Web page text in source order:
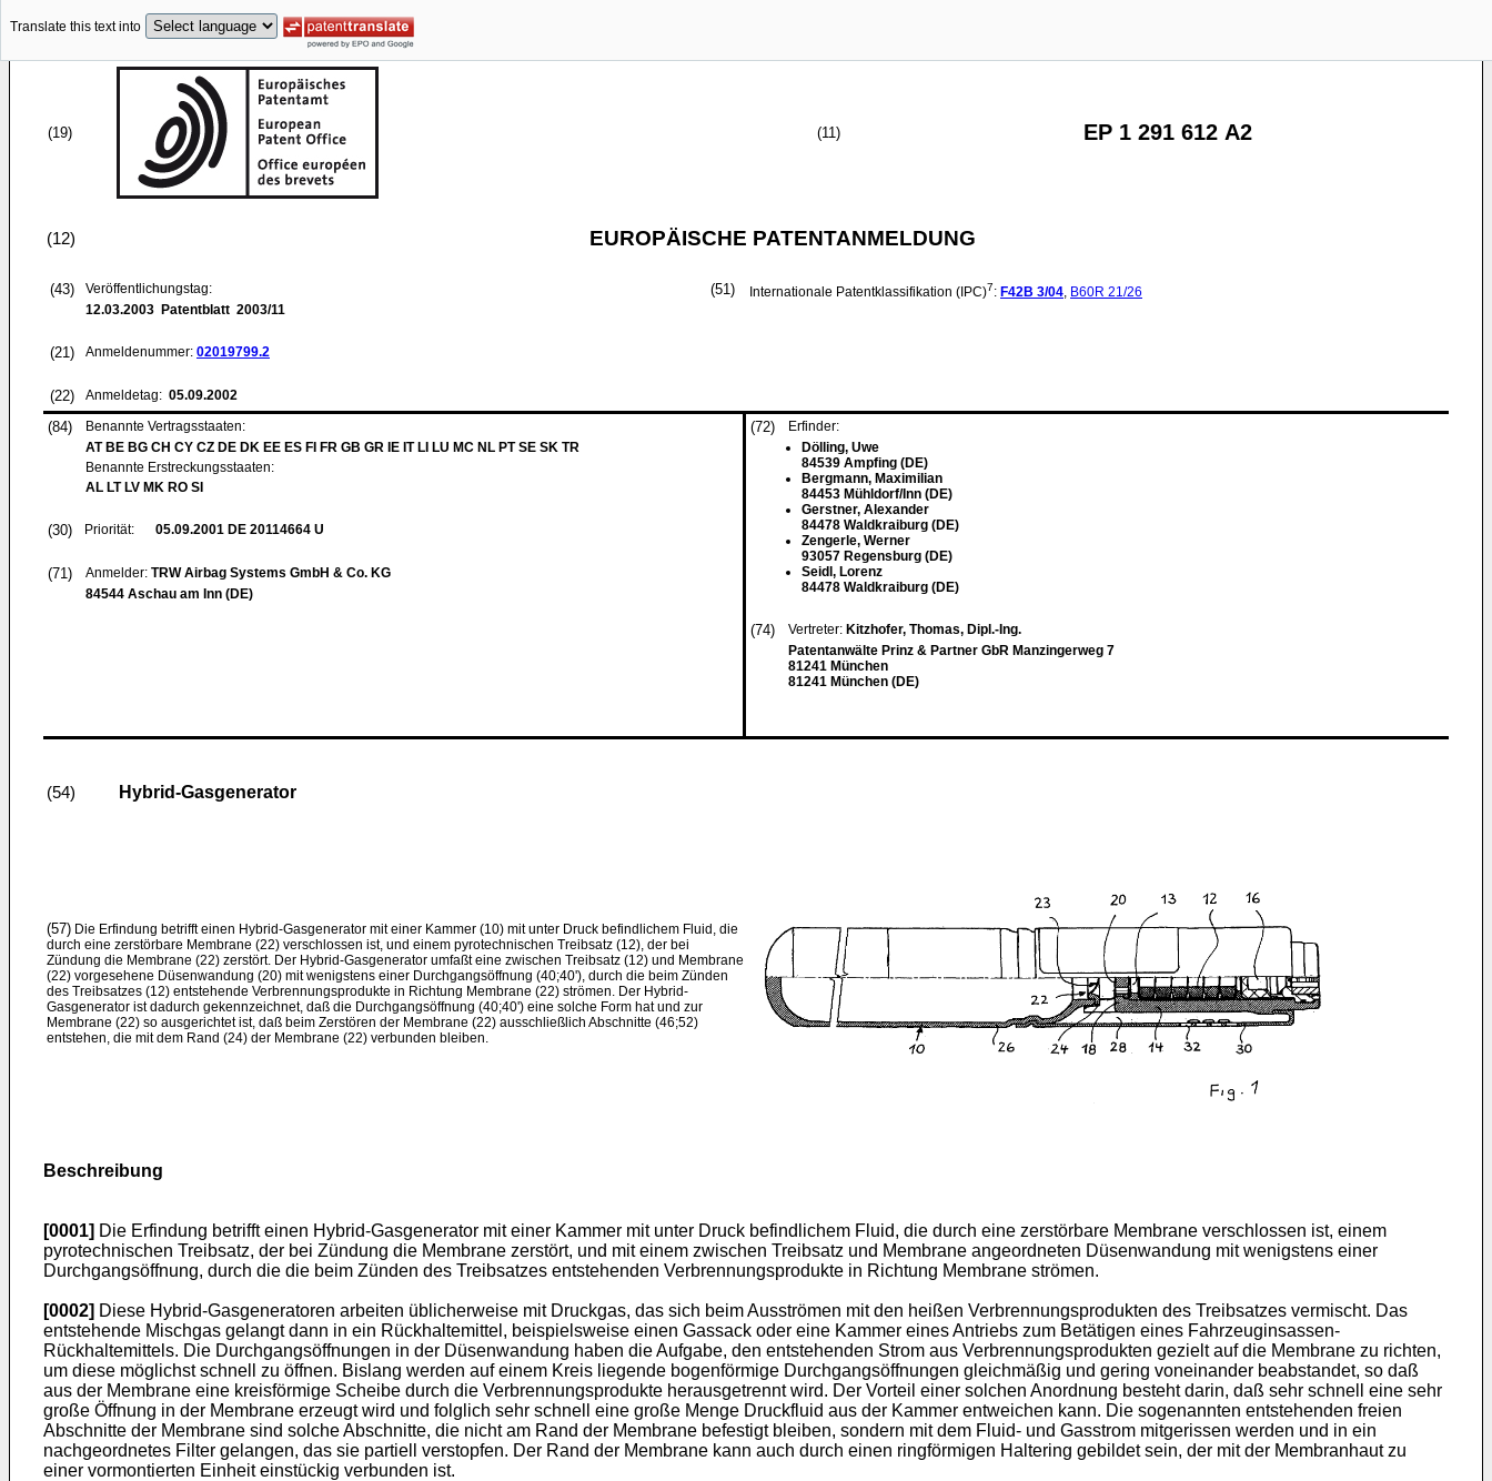
Translate this text into
(19) (11) EP 1 291 612 A2
(12) EUROPÄISCHE PATENTANMELDUNG
(43)
Veröffentlichungstag:
12.03.2003 Patentblatt 2003/11
(21) Anmeldenummer: 02019799.2
(22) Anmeldetag: 05.09.2002
(51) Internationale Patentklassifikation (IPC)7: F42B 3/04, B60R 21/26
(84)
Benannte Vertragsstaaten:
AT BE BG CH CY CZ DE DK EE ES FI FR GB GR IE IT LI LU MC NL PT SE SK TR
Benannte Erstreckungsstaaten:
AL LT LV MK RO SI
(30) Priorität: 05.09.2001 DE 20114664 U
(71) Anmelder: TRW Airbag Systems GmbH & Co. KG
84544 Aschau am Inn (DE)
(72)
Erfinder:
Dölling, Uwe
84539 Ampfing (DE)
Bergmann, Maximilian
84453 Mühldorf/Inn (DE)
Gerstner, Alexander
84478 Waldkraiburg (DE)
Zengerle, Werner
93057 Regensburg (DE)
Seidl, Lorenz
84478 Waldkraiburg (DE)
(74) Vertreter: Kitzhofer, Thomas, Dipl.-Ing.
Patentanwälte Prinz & Partner GbR Manzingerweg 7
81241 München
81241 München (DE)
(54) Hybrid-Gasgenerator
(57) Die Erfindung betrifft einen Hybrid-Gasgenerator mit einer Kammer (10) mit unter Druck befindlichem Fluid, die
durch eine zerstörbare Membrane (22) verschlossen ist, und einem pyrotechnischen Treibsatz (12), der bei
Zündung die Membrane (22) zerstört. Der Hybrid-Gasgenerator umfaßt eine zwischen Treibsatz (12) und Membrane
(22) vorgesehene Düsenwandung (20) mit wenigstens einer Durchgangsöffnung (40;40'), durch die beim Zünden
des Treibsatzes (12) entstehende Verbrennungsprodukte in Richtung Membrane (22) strömen. Der Hybrid-
Gasgenerator ist dadurch gekennzeichnet, daß die Durchgangsöffnung (40;40') eine solche Form hat und zur
Membrane (22) so ausgerichtet ist, daß beim Zerstören der Membrane (22) ausschließlich Abschnitte (46;52)
entstehen, die mit dem Rand (24) der Membrane (22) verbunden bleiben.
Beschreibung
[0001] Die Erfindung betrifft einen Hybrid-Gasgenerator mit einer Kammer mit unter Druck befindlichem Fluid, die durch eine zerstörbare Membrane verschlossen ist, einem
pyrotechnischen Treibsatz, der bei Zündung die Membrane zerstört, und mit einem zwischen Treibsatz und Membrane angeordneten Düsenwandung mit wenigstens einer
Durchgangsöffnung, durch die die beim Zünden des Treibsatzes entstehenden Verbrennungsprodukte in Richtung Membrane strömen.
[0002] Diese Hybrid-Gasgeneratoren arbeiten üblicherweise mit Druckgas, das sich beim Ausströmen mit den heißen Verbrennungsprodukten des Treibsatzes vermischt. Das
entstehende Mischgas gelangt dann in ein Rückhaltemittel, beispielsweise einen Gassack oder eine Kammer eines Antriebs zum Betätigen eines Fahrzeuginsassen-
Rückhaltemittels. Die Durchgangsöffnungen in der Düsenwandung haben die Aufgabe, den entstehenden Strom aus Verbrennungsprodukten gezielt auf die Membrane zu richten,
um diese möglichst schnell zu öffnen. Bislang werden auf einem Kreis liegende bogenförmige Durchgangsöffnungen gleichmäßig und gering voneinander beabstandet, so daß
aus der Membrane eine kreisförmige Scheibe durch die Verbrennungsprodukte herausgetrennt wird. Der Vorteil einer solchen Anordnung besteht darin, daß sehr schnell eine sehr
große Öffnung in der Membrane erzeugt wird und folglich sehr schnell eine große Menge Druckfluid aus der Kammer entweichen kann. Die sogenannten entstehenden freien
Abschnitte der Membrane sind solche Abschnitte, die nicht am Rand der Membrane befestigt bleiben, sondern mit dem Fluid- und Gasstrom mitgerissen werden und in ein
nachgeordnetes Filter gelangen, das sie partiell verstopfen. Der Rand der Membrane kann auch durch einen ringförmigen Haltering gebildet sein, der mit der Membranhaut zu
einer vormontierten Einheit einstückig verbunden ist.